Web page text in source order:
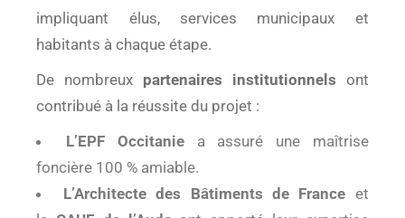
impliquant élus, services municipaux et
habitants à chaque étape.
De nombreux partenaires institutionnels ont
contribué à la réussite du projet :
L’EPF Occitaniea assuré une maîtrise
foncière 100 % amiable.
L’Architecte des Bâtiments de France et